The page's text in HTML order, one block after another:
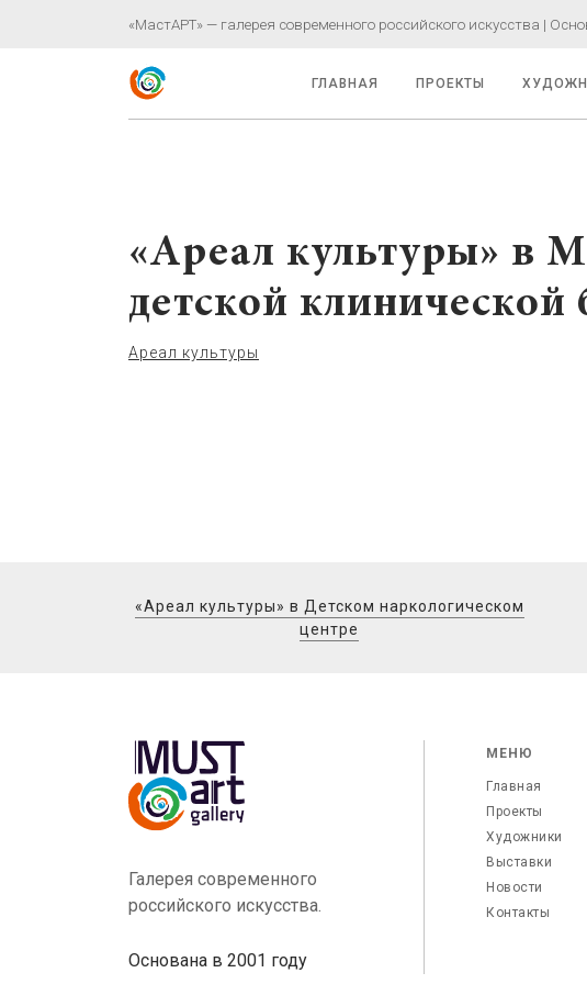
«МастАРТ» — галерея современного российского искусства |
ГЛАВНАЯ ПРОЕКТЫ
«Ареал культуры» в
детской клинической
Ареал культуры
«Ареал культуры» в Детском наркологическом
центре
Галерея современного
российского искусства.
Основана в 2001 году
МЕНЮ
Главная
Проекты
Художники
Выставки
Новости
Контакты